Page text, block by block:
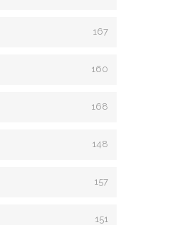
167
160
168
148
157
151